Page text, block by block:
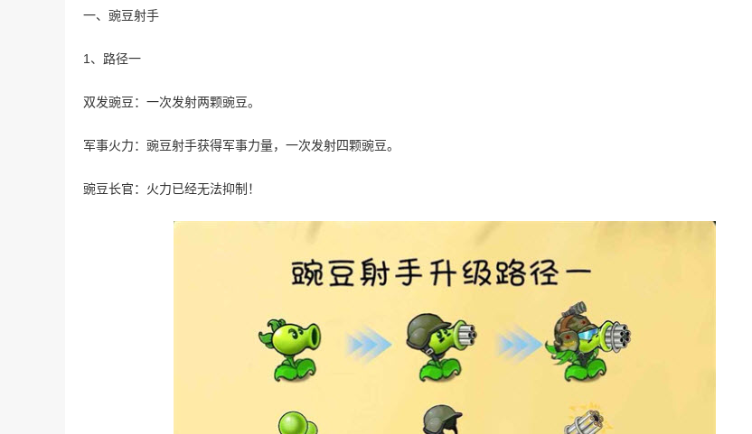
一、豌豆射手
1、路径一
双发豌豆：一次发射两颗豌豆。
军事火力：豌豆射手获得军事力量，一次发射四颗豌豆。
豌豆长官：火力已经无法抑制！